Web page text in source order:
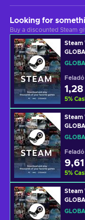
Looking for
Buy a discounted Steam
Steam
Feladó
5%
Steam
Feladó
5%
Steam